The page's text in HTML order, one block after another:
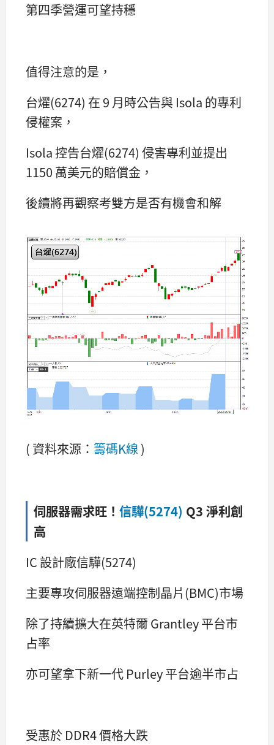
第四季營運可望持穩
值得注意的是，
台燿(6274) 在 9 月時公告與 Isola 的專利
侵權案，
Isola 控告台燿(6274) 侵害專利並提出
1150 萬美元的賠償金，
後續將再觀察考雙方是否有機會和解
( 資料來源： 籌碼K線 )
伺服器需求旺！ 信驊(5274) Q3 淨利創
高
IC 設計廠信驊(5274)
主要專攻伺服器遠端控制晶片(BMC)市場
除了持續擴大在英特爾 Grantley 平台市
占率
亦可望拿下新一代 Purley 平台逾半市占
受惠於 DDR4 價格大跌